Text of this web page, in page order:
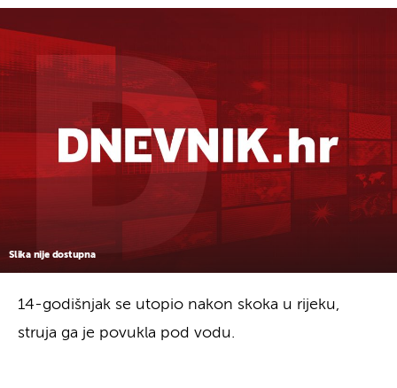
Slika nije dostupna
14-godišnjak se utopio nakon skoka u rijeku,
struja ga je povukla pod vodu.